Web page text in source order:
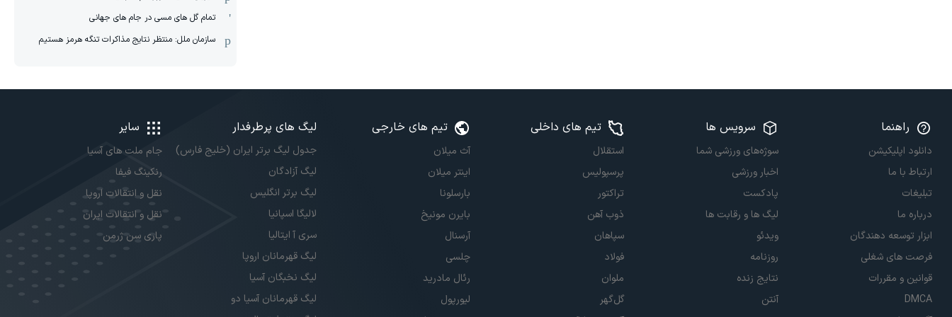
تمام گل های مسی در جام های جهانی
سازمان ملل: منتظر نتایج مذاکرات تنگه هرمز هستیم
راهنما
دانلود اپلیکیشن
ارتباط با ما
تبلیغات
درباره ما
ابزار توسعه دهندگان
فرصت های شغلی
قوانین و مقررات
DMCA
سرویس ها
سوژه‌های ورزشی شما
اخبار ورزشی
پادکست
لیگ ها و رقابت ها
ویدئو
روزنامه
نتایج زنده
آنتن
تیم های داخلی
استقلال
پرسپولیس
تراکتور
ذوب آهن
سپاهان
فولاد
ملوان
گل‌گهر
تیم های خارجی
آث میلان
اینتر میلان
بارسلونا
بایرن مونیخ
آرسنال
چلسی
رئال مادرید
لیورپول
لیگ های پرطرفدار
جدول لیگ برتر ایران (خلیج فارس)
لیگ آزادگان
لیگ برتر انگلیس
لالیگا اسپانیا
سری آ ایتالیا
لیگ قهرمانان اروپا
لیگ نخبگان آسیا
لیگ قهرمانان آسیا دو
سایر
جام ملت های آسیا
رنکینگ فیفا
نقل و انتقالات اروپا
نقل و انتقالات ایران
پاری سن ژرمن